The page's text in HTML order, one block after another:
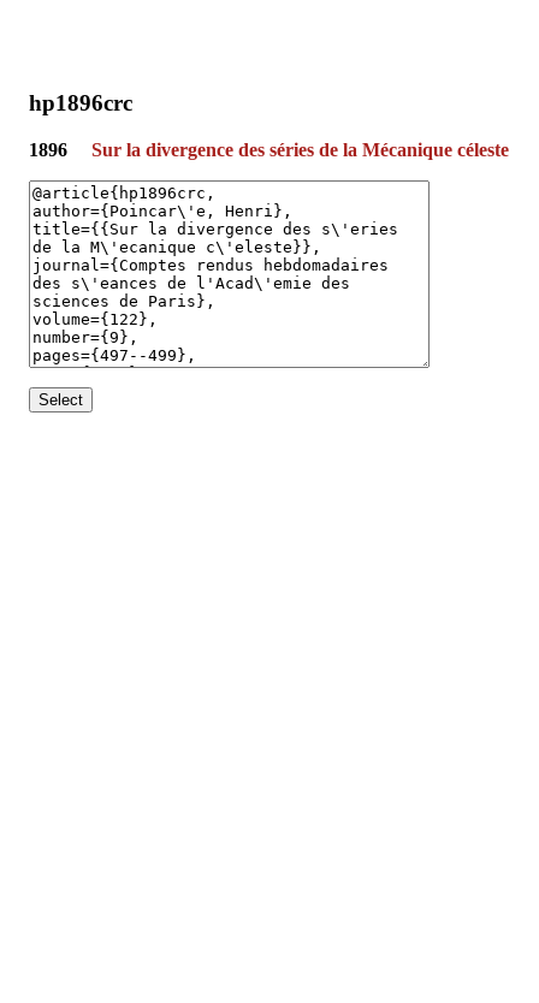
hp1896crc
1896 Sur la divergence des séries de la Mécanique céleste
Select